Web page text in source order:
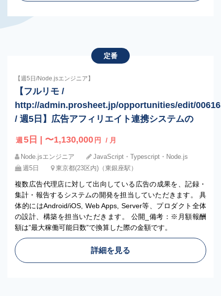
定番
【週5日/Node.jsエンジニア】
【フルリモ /
http://admin.prosheet.jp/opportunities/edit/
/ 週5日】広告アフィリエイト連携システムの
週 5日 | 〜1,130,000 円 / 月
Node.jsエンジニア
JavaScript・Typescript・Node.js
週5日
東京都(23区内)（東銀座駅）
複数広告代理店に対して出向している広告の成果を、記録・
集計・報告するシステムの開発を担当していただきます。 具
体的にはAndroid/iOS, Web Apps, Server等、プロダクト全体
の設計、構築を担当いただきます。 公開_備考：※月額報酬
額は”最大稼働可能日数”で換算した際の金額です。
詳細を見る